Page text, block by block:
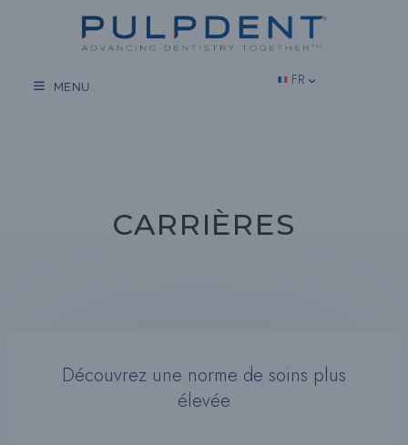
MENU FR
CARRIÈRES
Découvrez une norme de soins plus
élevée